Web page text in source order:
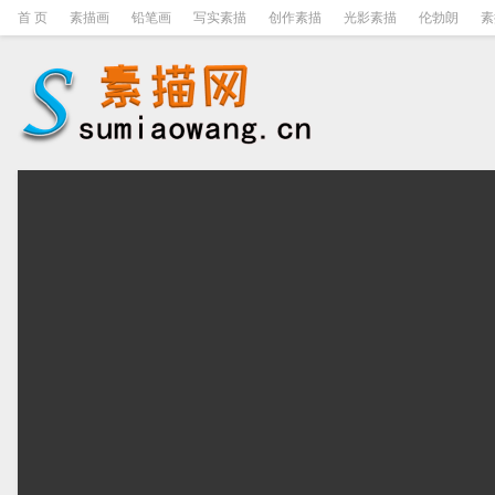
首 页 素描画 铅笔画 写实素描 创作素描 光影素描 伦勃朗